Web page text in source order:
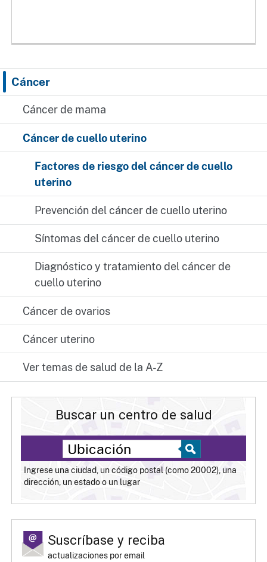
Cáncer
Cáncer de mama
Cáncer de cuello uterino
Factores de riesgo del cáncer de cuello
uterino
Prevención del cáncer de cuello uterino
Síntomas del cáncer de cuello uterino
Diagnóstico y tratamiento del cáncer de
cuello uterino
Cáncer de ovarios
Cáncer uterino
Ver temas de salud de la A-Z
Buscar un centro de salud
Ingrese una ciudad, un código postal (como 20002), una
dirección, un estado o un lugar
Suscríbase y reciba
actualizaciones por email